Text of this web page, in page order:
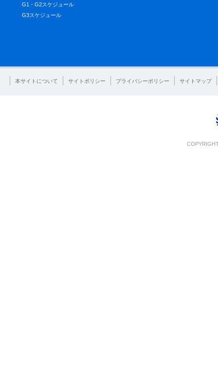
G1・G2スケジュール
G3スケジュール
本サイトについて サイトポリシー プライバシーポリシー サイトマップ